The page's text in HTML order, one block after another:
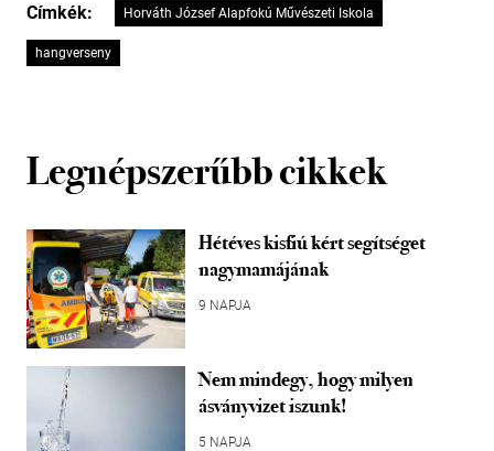
Címkék: Horváth József Alapfokú Művészeti Iskola
hangverseny
Legnépszerűbb cikkek
Hétéves kisfiú kért segítséget
nagymamájának
9 NAPJA
Nem mindegy, hogy milyen
ásványvizet iszunk!
5 NAPJA